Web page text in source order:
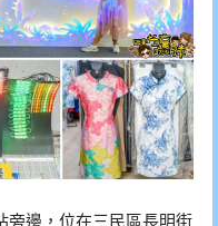
旁邊，位在三民區長明街